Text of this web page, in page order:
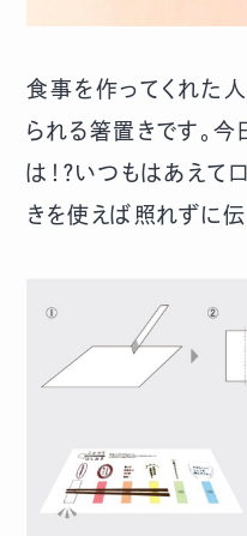
食事を作ってくれた
られる箸置きです。今
は！？いつもはあえて
きを使えば照れずに伝